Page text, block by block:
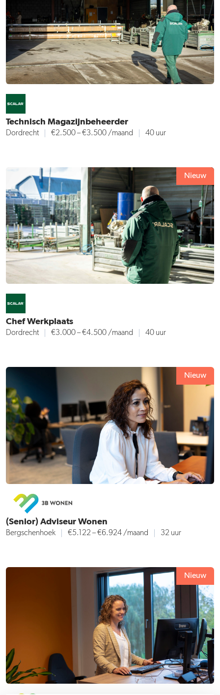
Technisch Magazijnbeheerder
Dordrecht €2.500 – €3.500 /maand 40 uur
Nieuw
Chef Werkplaats
Dordrecht €3.000 – €4.500 /maand 40 uur
Nieuw
(Senior) Adviseur Wonen
Bergschenhoek €5.122 – €6.924 /maand 32 uur
Nieuw